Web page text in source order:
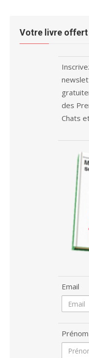
Votre livre offert
des
Chats
Email
Prénom